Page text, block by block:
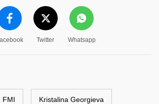
Twitter Whatsapp
FMI Kristalina Georgieva